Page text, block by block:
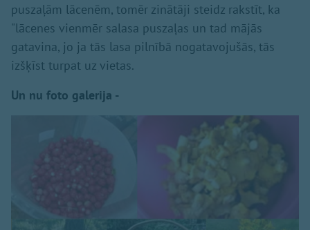
puszaļām lācenēm, tomēr zinātāji steidz rakstīt, ka
"lācenes vienmēr salasa puszaļas un tad mājās
gatavina, jo ja tās lasa pilnībā nogatavojušās, tās
izšķīst turpat uz vietas.
Un nu foto galerija -